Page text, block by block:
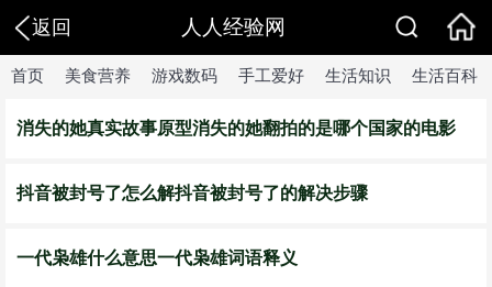
返回 人人经验网
首页 美食营养 游戏数码 手工爱好 生活知识 生活百科
消失的她真实故事原型消失的她翻拍的是哪个国家的电影
抖音被封号了怎么解抖音被封号了的解决步骤
一代枭雄什么意思一代枭雄词语释义